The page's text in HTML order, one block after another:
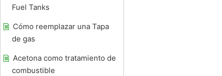
Fuel Tanks
Cómo reemplazar una Tapa
de gas
Acetona como tratamiento de
combustible